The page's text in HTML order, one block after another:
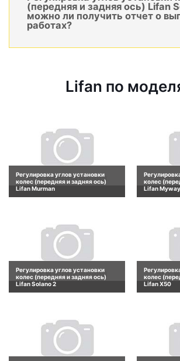
(передняя и задняя ось) Lifan
можно ли получить отчет о
работах?
Lifan по
Регулировка углов установки
колес (передняя и задняя ось)
Lifan Murman
колес
Lifan Myway
Регулировка углов установки
колес (передняя и задняя ось)
Lifan Solano 2
колес
Lifan X50